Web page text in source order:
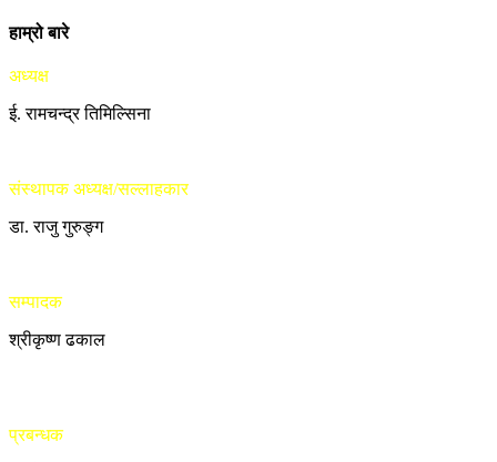
हाम्रो बारे
अध्यक्ष
ई. रामचन्द्र तिमिल्सिना
संस्थापक अध्यक्ष/सल्लाहकार
डा. राजु गुरुङ्ग
सम्पादक
श्रीकृष्ण ढकाल
प्रबन्धक